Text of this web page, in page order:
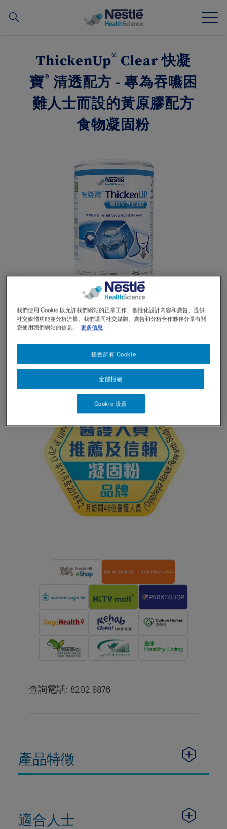
尋
我們的專業
所有品牌
revamp
Contact Us 聯絡我們
ZH TOGGLE DROPDOWN
Social
ThickenUp® Clear 快凝
寶® 清透配方 - 專為吞嚥困
難人士而設的黃原膠配方
食物凝固粉
的黃原膠配方食物凝固粉
查詢電話: 8202 9876
產品特徵
適合人士
我們使用 Cookie 以允許我們網站的正常工作、個性化設計內容和廣告、提供
社交媒體功能並分析流量。我們還同社交媒體、廣告和分析合作夥伴分享有關
您使用我們網站的信息。
更多信息
全部拒絕
接受所有 Cookie
Cookie 设置